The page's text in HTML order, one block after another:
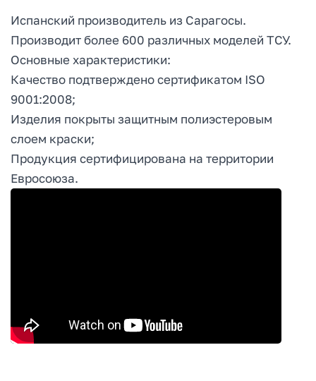
Испанский производитель из Сарагосы.
Производит более 600 различных моделей ТСУ.
Основные характеристики:
Качество подтверждено сертификатом ISO
9001:2008;
Изделия покрыты защитным полиэстеровым
слоем краски;
Продукция сертифицирована на территории
Евросоюза.